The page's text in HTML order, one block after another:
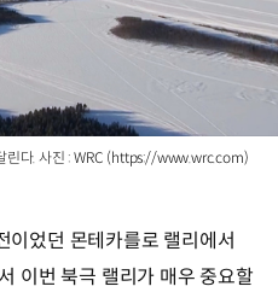
린다. 사진 : WRC (https://www.wrc.com)
이었던 몬테카를로 랠리에서
이번 북극 랠리가 매우 중요할